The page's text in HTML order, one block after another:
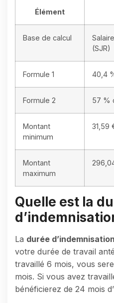
Élément
Base de calcul
(SJR)
Formule 1 40,4
Formule 2 57 %
Montant
minimum
31,59
Montant
maximum
Quelle est la
La durée d’indemnisation
votre durée de travail
travaillé 6 mois, vous
mois. Si vous avez
bénéficierez de 24 mois